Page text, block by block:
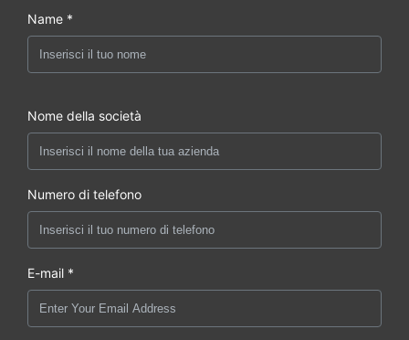
Name *
Nome della società
Numero di telefono
E-mail *